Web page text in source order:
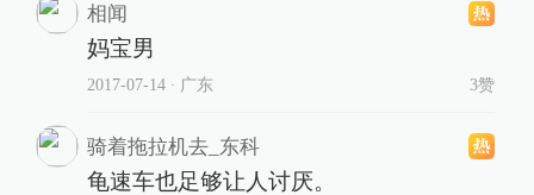
相闻
妈宝男
2017-07-14∙ 广东 3赞
骑着拖拉机去_东科
龟速车也足够让人讨厌。